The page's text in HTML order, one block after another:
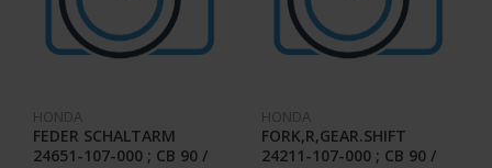
HONDA
FEDER SCHALTARM
24651-107-000 ; CB 90 /
HONDA
FORK,R,GEAR.SHIFT
24211-107-000 ; CB 90 /